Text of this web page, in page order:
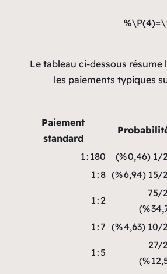
Le tableau ci‑dessous
les paiements typiques
Paiement
standard
1/216
180 : 1
15/216
8 : 1
75/
2 : 1
10/216
7 : 1
27/
5 : 1